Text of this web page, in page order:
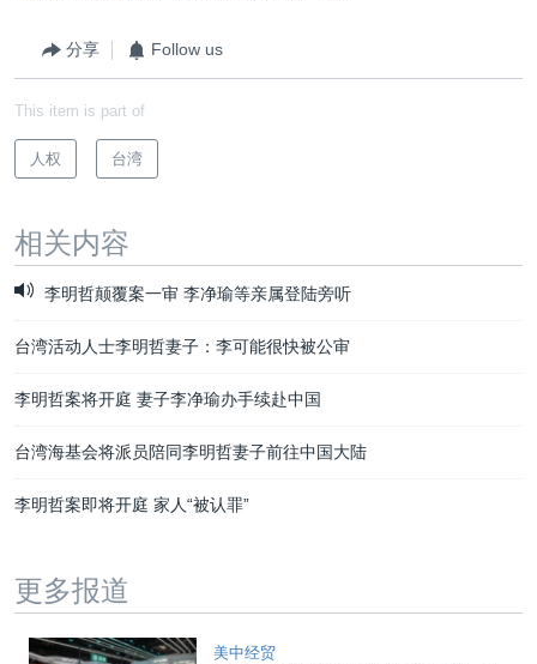
分享 Follow us
This item is part of
人权 台湾
相关内容
李明哲颠覆案一审 李净瑜等亲属登陆旁听
台湾活动人士李明哲妻子：李可能很快被公审
李明哲案将开庭 妻子李净瑜办手续赴中国
台湾海基会将派员陪同李明哲妻子前往中国大陆
李明哲案即将开庭 家人“被认罪”
更多报道
美中经贸